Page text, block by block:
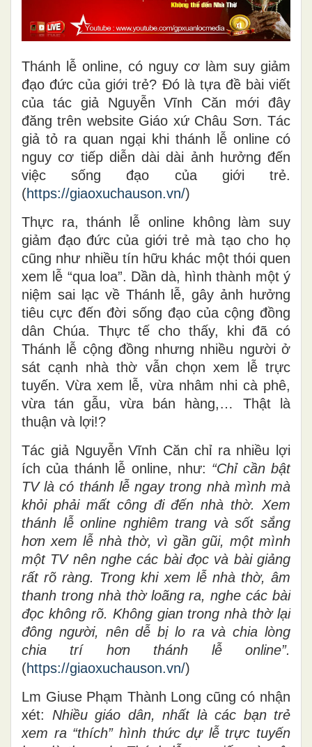
Thánh lễ online, có nguy cơ làm suy giảm
đạo đức của giới trẻ? Đó là tựa đề bài viết
của tác giả Nguyễn Vĩnh Căn mới đây
đăng trên website Giáo xứ Châu Sơn. Tác
giả tỏ ra quan ngại khi thánh lễ online có
nguy cơ tiếp diễn dài dài ảnh hưởng đến
việc sống đạo của giới trẻ.
(https://giaoxuchauson.vn/)
Thực ra, thánh lễ online không làm suy
giảm đạo đức của giới trẻ mà tạo cho họ
cũng như nhiều tín hữu khác một thói quen
xem lễ “qua loa”. Dần dà, hình thành một ý
niệm sai lạc về Thánh lễ, gây ảnh hưởng
tiêu cực đến đời sống đạo của cộng đồng
dân Chúa. Thực tế cho thấy, khi đã có
Thánh lễ cộng đồng nhưng nhiều người ở
sát cạnh nhà thờ vẫn chọn xem lễ trực
tuyến. Vừa xem lễ, vừa nhâm nhi cà phê,
vừa tán gẫu, vừa bán hàng,… Thật là
thuận và lợi!?
Tác giả Nguyễn Vĩnh Căn chỉ ra nhiều lợi
ích của thánh lễ online, như: “Chỉ cần bật
TV là có thánh lễ ngay trong nhà mình mà
khỏi phải mất công đi đến nhà thờ. Xem
thánh lễ online nghiêm trang và sốt sắng
hơn xem lễ nhà thờ, vì gần gũi, một mình
một TV nên nghe các bài đọc và bài giảng
rất rõ ràng. Trong khi xem lễ nhà thờ, âm
thanh trong nhà thờ loãng ra, nghe các bài
đọc không rõ. Không gian trong nhà thờ lại
đông người, nên dễ bị lo ra và chia lòng
chia trí hơn thánh lễ online”.
(https://giaoxuchauson.vn/)
Lm Giuse Phạm Thành Long cũng có nhận
xét: Nhiều giáo dân, nhất là các bạn trẻ
xem ra “thích” hình thức dự lễ trực tuyến